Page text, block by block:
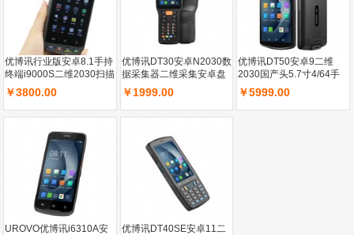
优博讯行业版安卓8.1手持
终端i9000S二维2030扫描
头内存2+16（30mm纸
仓）500万后置摄像头
￥3800.00
优博讯DT30安卓N2030数
据采集器二维采集安卓盘
点仓库国产头
￥1999.00
优博讯DT50安卓9二维
2030国产头5.7寸4/64手
持终端盘点机
￥5999.00
UROVO优博讯i6310A安
优博讯DT40SE安卓11二